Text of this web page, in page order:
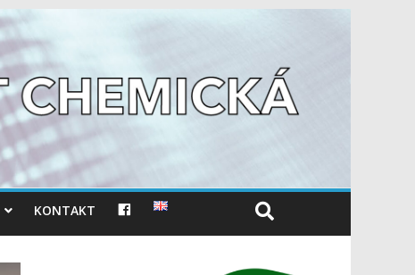
KONTAKT